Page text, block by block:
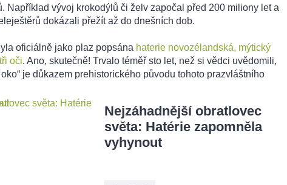
Například vývoj krokodýlů či želv započal před 200 miliony let a
dokázali přežít až do dnešních dob.
oficiálně jako plaz popsána haterie novozélandská, mýtický
oči. Ano, skutečně! Trvalo téměř sto let, než si vědci uvědomili,
oko“ je důkazem prehistorického původu tohoto prazvláštního
Nejzáhadnější obratlovec
světa: Hatérie zapomněla
vyhynout